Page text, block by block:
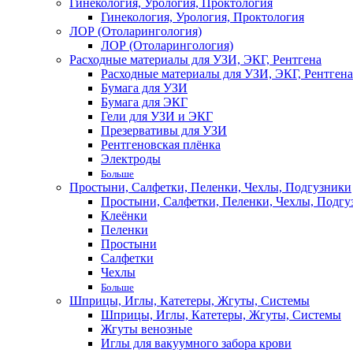
Гинекология, Урология, Проктология
Гинекология, Урология, Проктология
ЛОР (Отоларингология)
ЛОР (Отоларингология)
Расходные материалы для УЗИ, ЭКГ, Рентгена
Расходные материалы для УЗИ, ЭКГ, Рентгена
Бумага для УЗИ
Бумага для ЭКГ
Гели для УЗИ и ЭКГ
Презервативы для УЗИ
Рентгеновская плёнка
Электроды
Больше
Простыни, Салфетки, Пеленки, Чехлы, Подгузники
Простыни, Салфетки, Пеленки, Чехлы,
Клеёнки
Пеленки
Простыни
Салфетки
Чехлы
Больше
Шприцы, Иглы, Катетеры, Жгуты, Системы
Шприцы, Иглы, Катетеры, Жгуты, Системы
Жгуты венозные
Иглы для вакуумного забора крови